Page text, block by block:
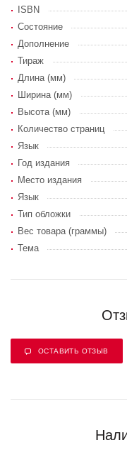
ISBN
Состояние
Дополнение
Тираж
Длина (мм)
Ширина (мм)
Высота (мм)
Количество страниц
Язык
Год издания
Место издания
Язык
Тип обложки
Вес товара (граммы)
Тема
ОСТАВИТЬ ОТЗЫВ